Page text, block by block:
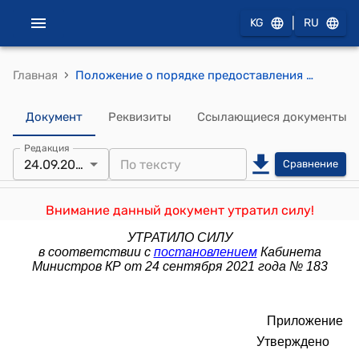
KG RU
Главная › Положение о порядке предоставления государственного имущества в аренду (утверждено постановлением Правительства Кыргызской Республики от 17 июня 2015 года № 374)
Документ Реквизиты Ссылающиеся документы
Редакция
24.09.2021 Сравнение
Внимание данный документ утратил силу!